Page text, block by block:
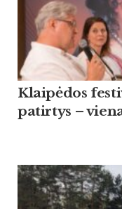
Klaipėdos
patirtys –